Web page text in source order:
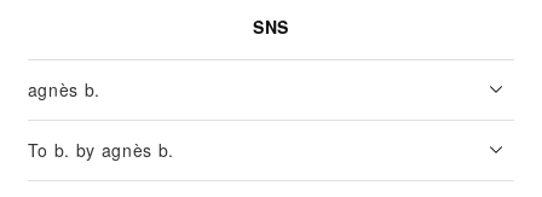
SNS
agnès b.
To b. by agnès b.